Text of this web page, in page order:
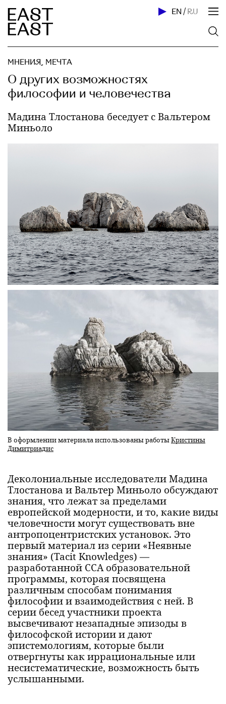
EN / RU
МНЕНИЯ, МЕЧТА
О других возможностях
философии и человечества
Мадина Тлостанова беседует с Вальтером
Миньоло
В оформлении материала использованы работыКристины
Димитриадис
Деколониальные исследователи Мадина
Тлостанова и Вальтер Миньоло обсуждают
знания, что лежат за пределами
европейской модерности, и то, какие виды
человечности могут существовать вне
антропоцентристских установок. Это
первый материал из серии «Неявные
знания» (Tacit Knowledges) —
разработанной CCA образовательной
программы, которая посвящена
различным способам понимания
философии и взаимодействия с ней. В
серии бесед участники проекта
высвечивают незападные эпизоды в
философской истории и дают
эпистемологиям, которые были
отвергнуты как иррациональные или
несистематические, возможность быть
услышанными.